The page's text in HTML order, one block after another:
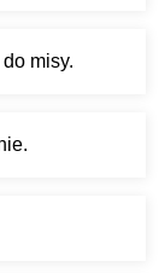
misy.